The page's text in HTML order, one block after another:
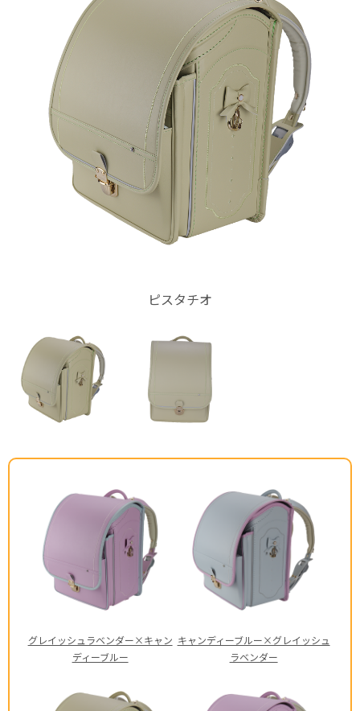
ピスタチオ
グレイッシュラベンダー×キャン
ディーブルー
キャンディーブルー×グレイッシュ
ラベンダー